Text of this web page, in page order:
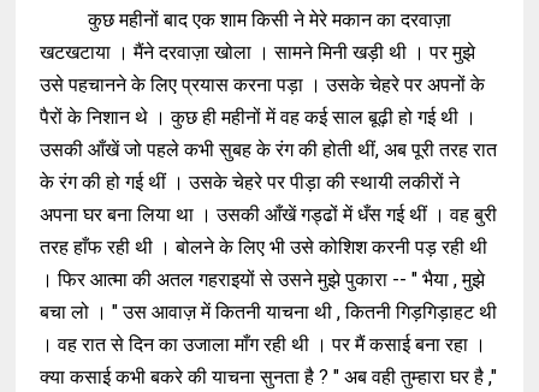
कुछ महीनों बाद एक शाम किसी ने मेरे मकान का दरवाज़ा
खटखटाया । मैंने दरवाज़ा खोला । सामने मिनी खड़ी थी । पर मुझे
उसे पहचानने के लिए प्रयास करना पड़ा । उसके चेहरे पर अपनों के
पैरों के निशान थे । कुछ ही महीनों में वह कई साल बूढ़ी हो गई थी ।
उसकी आँखें जो पहले कभी सुबह के रंग की होती थीं, अब पूरी तरह रात
के रंग की हो गई थीं । उसके चेहरे पर पीड़ा की स्थायी लकीरों ने
अपना घर बना लिया था । उसकी आँखें गड्ढों में धँस गई थीं । वह बुरी
तरह हाँफ रही थी । बोलने के लिए भी उसे कोशिश करनी पड़ रही थी
। फिर आत्मा की अतल गहराइयों से उसने मुझे पुकारा -- " भैया , मुझे
बचा लो । " उस आवाज़ में कितनी याचना थी , कितनी गिड़गिड़ाहट थी
। वह रात से दिन का उजाला माँग रही थी । पर मैं कसाई बना रहा ।
क्या कसाई कभी बकरे की याचना सुनता है ? " अब वही तुम्हारा घर है ,"